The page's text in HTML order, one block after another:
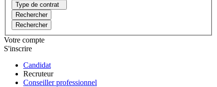
Type de contrat
Rechercher
Rechercher
Votre compte
S'inscrire
Candidat
Recruteur
Conseiller professionnel